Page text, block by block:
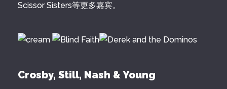
Scissor Sisters等更多嘉宾。
Crosby, Still, Nash & Young